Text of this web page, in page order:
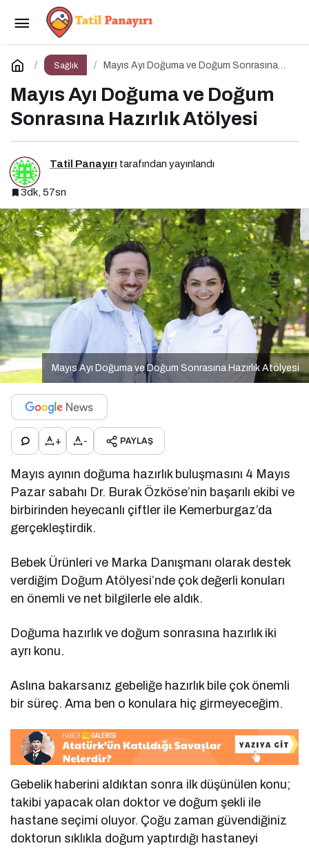
Sağlık
Mayıs Ayı Doğuma ve Doğum Sonrasına
Mayıs Ayı Doğuma ve Doğum
Sonrasına Hazırlık Atölyesi
Tatil Panayırı tarafından yayınlandı
3dk, 57sn
Mayıs Ayı Doğuma ve Doğum Sonrasına Hazırlık Atölyesi
+ - PAYLAŞ
Mayıs ayının doğuma hazırlık buluşmasını 4 Mayıs
Pazar sabahı Dr. Burak Özköse’nin başarılı ekibi ve
birbirinden heyecanlı çiftler ile Kemerburgaz’da
gerçekleştirdik.
Bebek Ürünleri ve Marka Danışmanı olarak destek
verdiğim Doğum Atölyesi’nde çok değerli konuları
en önemli ve net bilgilerle ele aldık.
Doğuma hazırlık ve doğum sonrasına hazırlık iki
ayrı konu.
Aslına bakarsanız gebeliğe hazırlık bile çok önemli
bir süreç. Ama ben o konulara hiç girmeyeceğim.
Gebelik haberini aldıktan sonra ilk düşünülen konu;
takibi yapacak olan doktor ve doğum şekli ile
hastane seçimi oluyor. Çoğu zaman güvendiğiniz
doktorun sıklıkla doğum yaptırdığı hastaneyi
Ultraprocessed Gıdalar: Modern Tabağın Gizli
Psikobiyolojisi
Yorum Yap